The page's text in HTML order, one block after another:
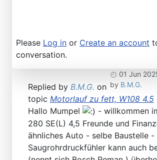
Please Log in or Create an account
conversation.
01 Jun
by B.M.G.
Replied by B.M.G. on
topic Motorlauf zu fett, W108 4.5
Hallo Mumpel
- willkommen
280 SE(L) 4,5 Freunde und
ähnliches Auto - selbe Baustelle -
Saugrohrdruckfühler kann auch